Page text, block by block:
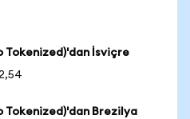
Tokenized)'dan İsviçre
Tokenized)'dan Brezilya